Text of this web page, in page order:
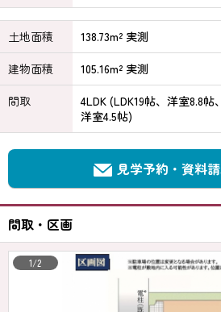
土地面積
138.73m² 実測
建物面積
105.16m² 実測
間取
4LDK (LDK19帖、洋室8.8帖
洋室4.5帖)
見学予約・資料
間取・区画
1/2